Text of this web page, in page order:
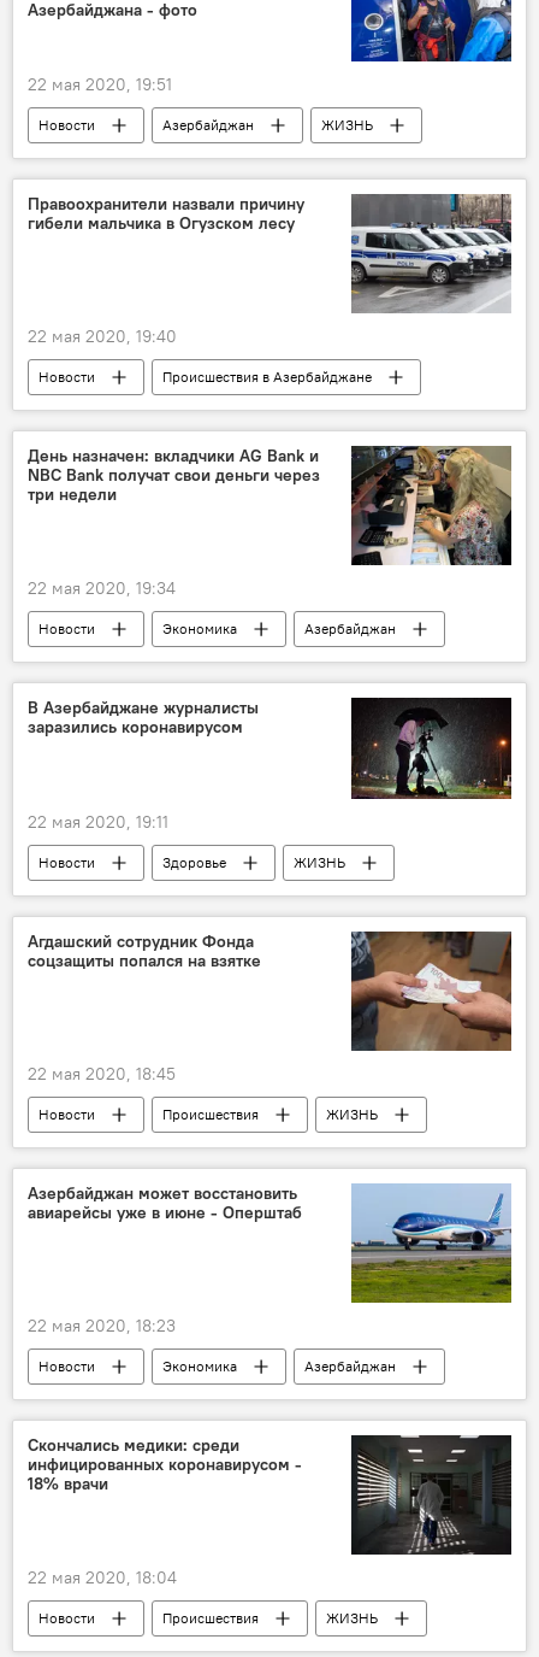
Азербайджана - фото
22 мая 2020, 19:51
Новости Азербайджан
ЖИЗНЬ
Экономика
Правоохранители назвали причину
гибели мальчика в Огузском лесу
22 мая 2020, 19:40
Новости
Происшествия в Азербайджане
Азербайджан
Происшествия
ЖИЗНЬ
Огузский район
мальчики
Медведь
День назначен: вкладчики AG Bank и
NBC Bank получат свои деньги через
три недели
22 мая 2020, 19:34
Новости Экономика
Азербайджан
вклады
Возвращение
Банки
Азербайджанский фонд страхования вкладов (ADIF)
В Азербайджане журналисты
заразились коронавирусом
22 мая 2020, 19:11
Новости Здоровье
ЖИЗНЬ
Азербайджан
Коронавирус
Журналисты
Агдашский сотрудник Фонда
соцзащиты попался на взятке
22 мая 2020, 18:45
Новости Происшествия
ЖИЗНЬ
Азербайджан
Агдашский район
взятка
Азербайджан может восстановить
авиарейсы уже в июне - Оперштаб
22 мая 2020, 18:23
Новости Экономика
Азербайджан
авиарейс
возобновление полетов
Скончались медики: среди
инфицированных коронавирусом -
18% врачи
22 мая 2020, 18:04
Новости Происшествия
ЖИЗНЬ